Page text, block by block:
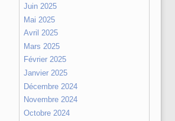
Juin 2025
Mai 2025
Avril 2025
Mars 2025
Février 2025
Janvier 2025
Décembre 2024
Novembre 2024
Octobre 2024